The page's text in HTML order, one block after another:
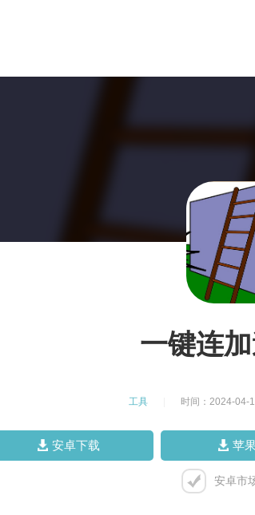
一键连
工具 时间：2024-04-
安卓下载 苹
安卓市